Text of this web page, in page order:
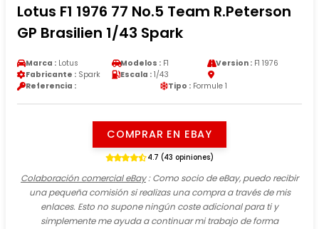
Lotus F1 1976 77 No.5 Team R.Peterson
GP Brasilien 1/43 Spark
Marca : Lotus Modelos : F1 Version :F1 1976
Fabricante : Spark Escala : 1/43
Referencia :
Tipo : Formule 1
COMPRAR EN EBAY
4.7 (43 opiniones)
Colaboración comercial eBay: Como socio de eBay, puedo recibir
una pequeña comisión si realizas una compra a través de mis
enlaces. Esto no supone ningún coste adicional para ti y
simplemente me ayuda a continuar mi trabajo de forma